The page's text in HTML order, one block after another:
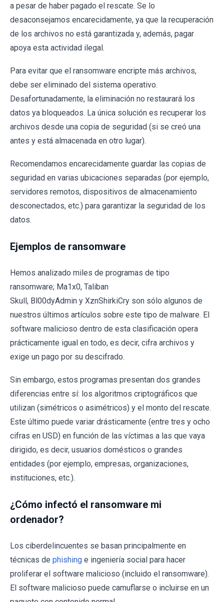
a pesar de haber pagado el rescate. Se lo
desaconsejamos encarecidamente, ya que la recuperación
de los archivos no está garantizada y, además, pagar
apoya esta actividad ilegal.
Para evitar que el ransomware encripte más archivos,
debe ser eliminado del sistema operativo.
Desafortunadamente, la eliminación no restaurará los
datos ya bloqueados. La única solución es recuperar los
archivos desde una copia de seguridad (si se creó una
antes y está almacenada en otro lugar).
Recomendamos encarecidamente guardar las copias de
seguridad en varias ubicaciones separadas (por ejemplo,
servidores remotos, dispositivos de almacenamiento
desconectados, etc.) para garantizar la seguridad de los
datos.
Ejemplos de ransomware
Hemos analizado miles de programas de tipo
ransomware; Ma1x0, Taliban
Skull, Bl00dyAdmin y XznShirkiCry son sólo algunos de
nuestros últimos artículos sobre este tipo de malware. El
software malicioso dentro de esta clasificación opera
prácticamente igual en todo, es decir, cifra archivos y
exige un pago por su descifrado.
Sin embargo, estos programas presentan dos grandes
diferencias entre sí: los algoritmos criptográficos que
utilizan (simétricos o asimétricos) y el monto del rescate.
Este último puede variar drásticamente (entre tres y ocho
cifras en USD) en función de las víctimas a las que vaya
dirigido, es decir, usuarios domésticos o grandes
entidades (por ejemplo, empresas, organizaciones,
instituciones, etc.).
¿Cómo infectó el ransomware mi
ordenador?
Los ciberdelincuentes se basan principalmente en
técnicas de phishing e ingeniería social para hacer
proliferar el software malicioso (incluido el ransomware).
El software malicioso puede camuflarse o incluirse en un